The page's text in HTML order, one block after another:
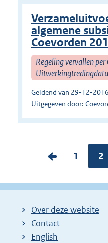
algemene
Coevorden
Regeling vervallen
Geldend van 29-12-
Uitgegeven door:
V
r
g
e
P
g
n
1 2
Over deze website
Contact
English